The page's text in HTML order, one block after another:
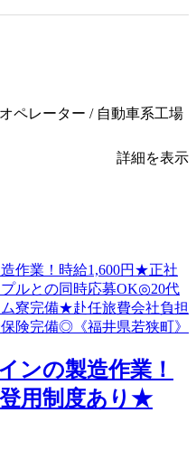
ペレーター / 自動車系工場
詳細を表示
ンの製造作業！
用制度あり★